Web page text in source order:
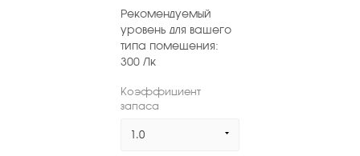
Рекомендуемый
уровень для вашего
типа помещения:
300 Лк
Коэффициент
запаса
1.0